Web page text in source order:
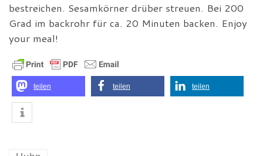
bestreichen. Sesamkörner drüber streuen. Bei 200
Grad im backrohr für ca. 20 Minuten backen. Enjoy
your meal!
teilen teilen teilen